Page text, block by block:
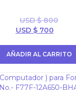
USD $800
El
era:
$ 800.
USD $700El
es:
$ 700.
AÑADIR AL CARRITO